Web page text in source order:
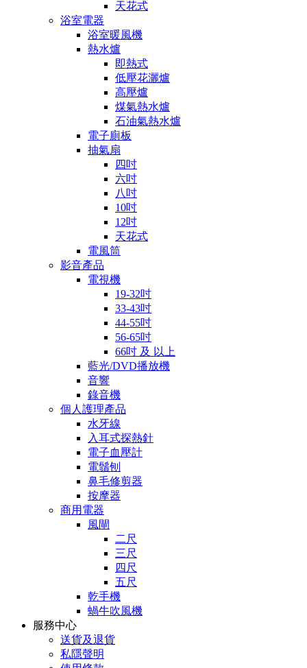
天花式
浴室電器
浴室暖風機
熱水爐
即熱式
低壓花灑爐
高壓爐
煤氣熱水爐
石油氣熱水爐
電子廁板
抽氣扇
四吋
六吋
八吋
10吋
12吋
天花式
電風筒
影音產品
電視機
19-32吋
33-43吋
44-55吋
56-65吋
66吋 及 以上
藍光/DVD播放機
音響
錄音機
個人護理產品
水牙線
入耳式探熱針
電子血壓計
電鬚刨
鼻毛修剪器
按摩器
商用電器
風閘
二尺
三尺
四尺
五尺
乾手機
蝸牛吹風機
服務中心
送貨及退貨
私隱聲明